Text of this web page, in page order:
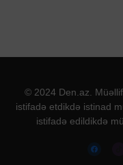
© 2024 Den.az.
istifadə etdikdə istinad
istifadə edildikdə